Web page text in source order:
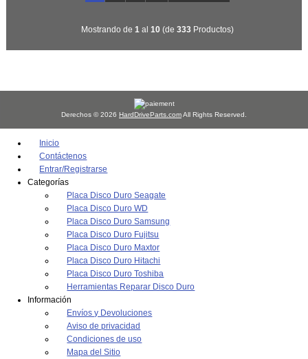
Mostrando de 1 al 10 (de 333 Productos)
Derechos © 2026 HardDriveParts.comAll Rights Reserved.
Inicio
Contáctenos
Entrar/Registrarse
Categorías
Placa Disco Duro Seagate
Placa Disco Duro WD
Placa Disco Duro Samsung
Placa Disco Duro Fujitsu
Placa Disco Duro Maxtor
Placa Disco Duro Hitachi
Placa Disco Duro Toshiba
Herramientas Reparar Disco Duro
Información
Envíos y Devoluciones
Aviso de privacidad
Condiciones de uso
Mapa del Sitio